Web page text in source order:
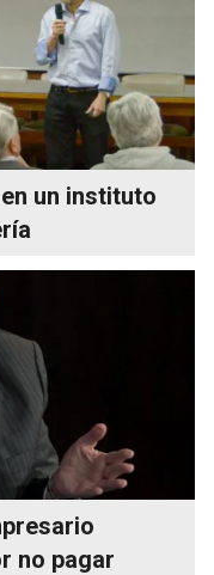
un instituto
no pagar